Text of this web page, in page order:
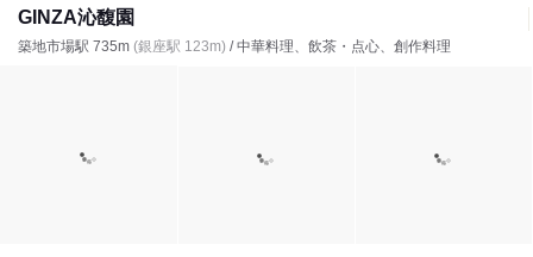
GINZA沁馥園
築地市場駅 735m (銀座駅 123m) / 中華料理、飲茶・点心、創作料理